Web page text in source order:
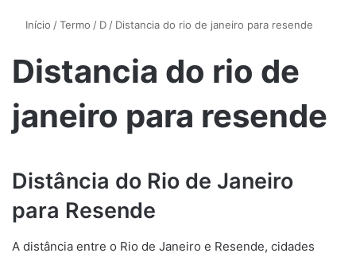
Início /Termo / D / Distancia do rio de janeiro para resende
Distancia do rio de
janeiro para resende
Distância do Rio de Janeiro
para Resende
A distância entre o Rio de Janeiro e Resende, cidades